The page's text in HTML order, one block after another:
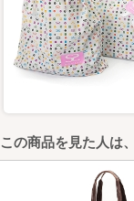
この商品を見た人は